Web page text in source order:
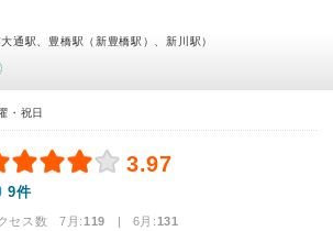
通駅、豊橋駅（新豊橋駅）、新川駅）
・祝日
3.97
9件
セス数 7月:119 | 6月:131